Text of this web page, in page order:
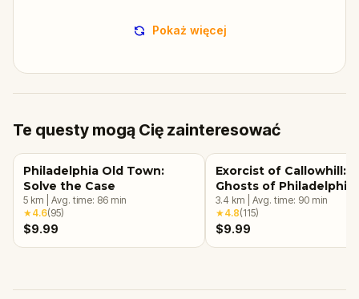
Pokaż więcej
Te questy mogą Cię zainteresować
Philadelphia Old Town:
Solve the Case
5 km Avg. time: 86 min
★4.6(95)
$9.99
Exorcist of Callowhill:
Ghosts of Philadelphia
3.4 km Avg. time: 90 min
★4.8(115)
$9.99